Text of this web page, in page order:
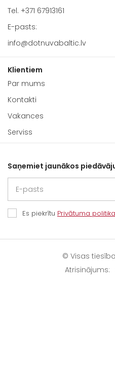
Tel. +371 67913161
E-pasts:
info@dotnuvabaltic.lv
Klientiem
Par mums
Kontakti
Vakances
Serviss
Saņemiet jaunākos
Es piekrītu Privātuma politika
© Visas
Atrisinājums: